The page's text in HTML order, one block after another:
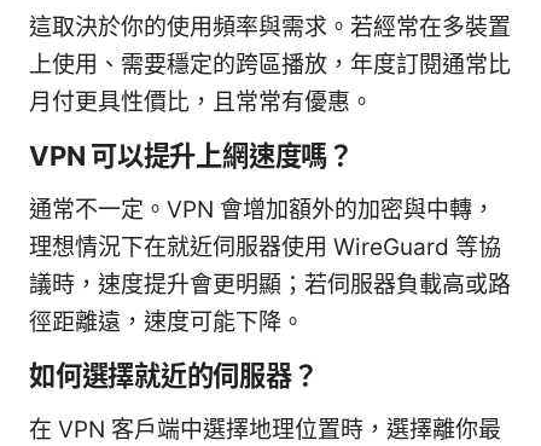
這取決於你的使用頻率與需求。若經常在多裝置
上使用、需要穩定的跨區播放，年度訂閱通常比
月付更具性價比，且常常有優惠。
VPN 可以提升上網速度嗎？
通常不一定。VPN 會增加額外的加密與中轉，
理想情況下在就近伺服器使用 WireGuard 等協
議時，速度提升會更明顯；若伺服器負載高或路
徑距離遠，速度可能下降。
如何選擇就近的伺服器？
在 VPN 客戶端中選擇地理位置時，選擇離你最